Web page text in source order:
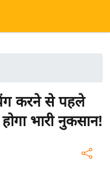
करने से पहले
भारी नुकसान!